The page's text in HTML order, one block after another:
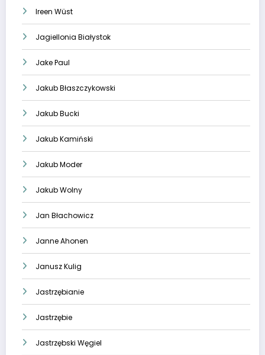
Ireen Wüst
Jagiellonia Białystok
Jake Paul
Jakub Błaszczykowski
Jakub Bucki
Jakub Kamiński
Jakub Moder
Jakub Wolny
Jan Błachowicz
Janne Ahonen
Janusz Kulig
Jastrzębianie
Jastrzębie
Jastrzębski Węgiel